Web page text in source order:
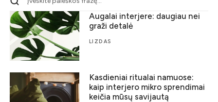
Augalai interjere: daugiau nei
graži detalė
LIZDAS
Kasdieniai ritualai namuose:
kaip interjero mikro sprendimai
keičia mūsų savijautą